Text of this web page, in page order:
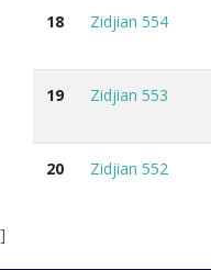
18 Zidjian 554
19 Zidjian 553
20 Zidjian 552
]